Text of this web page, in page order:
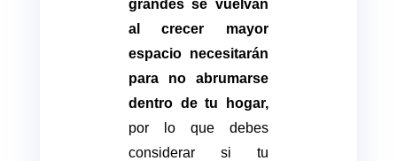
grandes se vuelvan
al crecer mayor
espacio necesitarán
para no abrumarse
dentro de tu hogar,
por lo que debes
considerar si tu